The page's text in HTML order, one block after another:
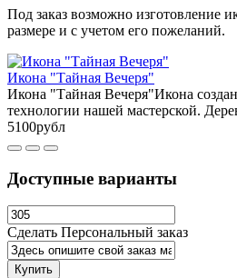
Под заказ возможно изготовление
размере и с учетом его пожеланий.
Икона "Тайная Вечеря"
Икона "Тайная Вечеря"Икона
технологии нашей мастерской.
5100рубл
Доступные варианты
Сделать Персональный заказ
Купить